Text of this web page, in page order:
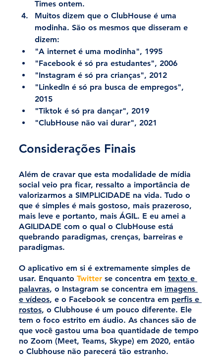
Times ontem.
Muitos dizem que o ClubHouse é uma
modinha. São os mesmos que disseram e
dizem:
"A internet é uma modinha", 1995
"Facebook é só pra estudantes", 2006
"Instagram é só pra crianças", 2012
"LinkedIn é só pra busca de empregos",
2015
"Tiktok é só pra dançar", 2019
"ClubHouse não vai durar", 2021
Considerações Finais
Além de cravar que esta modalidade de mídia
social veio pra ficar, ressalto a importância de
valorizarmos a SIMPLICIDADE na vida. Tudo o
que é simples é mais gostoso, mais prazeroso,
mais leve e portanto, mais ÁGIL. E eu amei a
AGILIDADE com o qual o ClubHouse está
quebrando paradigmas, crenças, barreiras e
paradigmas.
O aplicativo em si é extremamente simples de
usar. Enquanto Twitter se concentra em texto e
palavras, o Instagram se concentra em imagens
e vídeos, e o Facebook se concentra em perfis e
rostos, o Clubhouse é um pouco diferente. Ele
tem o foco estrito em áudio. As chances são de
que você gastou uma boa quantidade de tempo
no Zoom (Meet, Teams, Skype) em 2020, então
o Clubhouse não parecerá tão estranho.